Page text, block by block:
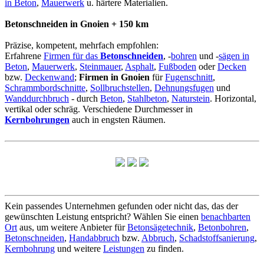
in Beton, Mauerwerk u. härtere Materialien.
Betonschneiden in Gnoien + 150 km
Präzise, kompetent, mehrfach empfohlen:
Erfahrene Firmen für das Betonschneiden, -bohren und -sägen in
Beton, Mauerwerk, Steinmauer, Asphalt, Fußboden oderDecken
bzw. Deckenwand; Firmen in Gnoien fürFugenschnitt,
Schrammbordschnitte, Sollbruchstellen, Dehnungsfugen und
Wanddurchbruch - durch Beton, Stahlbeton, Naturstein. Horizontal,
vertikal oder schräg. Verschiedene Durchmesser in
Kernbohrungen auch in engsten Räumen.
Kein passendes Unternehmen gefunden oder nicht das, das der
gewünschten Leistung entspricht? Wählen Sie einen benachbarten
Ort aus, um weitere Anbieter fürBetonsägetechnik, Betonbohren,
Betonschneiden, Handabbruch bzw. Abbruch, Schadstoffsanierung,
Kernbohrung und weitere Leistungen zu finden.